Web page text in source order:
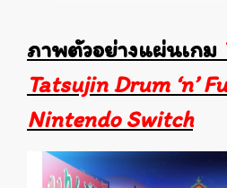
ภาพตัวอย่างแผ่นเกม
Tatsujin Drum ‘n’
Nintendo Switch